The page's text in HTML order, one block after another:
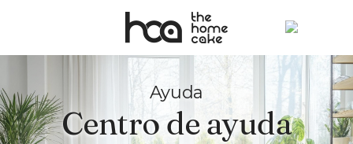
Ayuda
Centro de ayuda